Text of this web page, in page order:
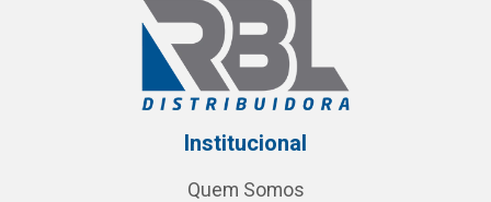
Institucional
Quem Somos